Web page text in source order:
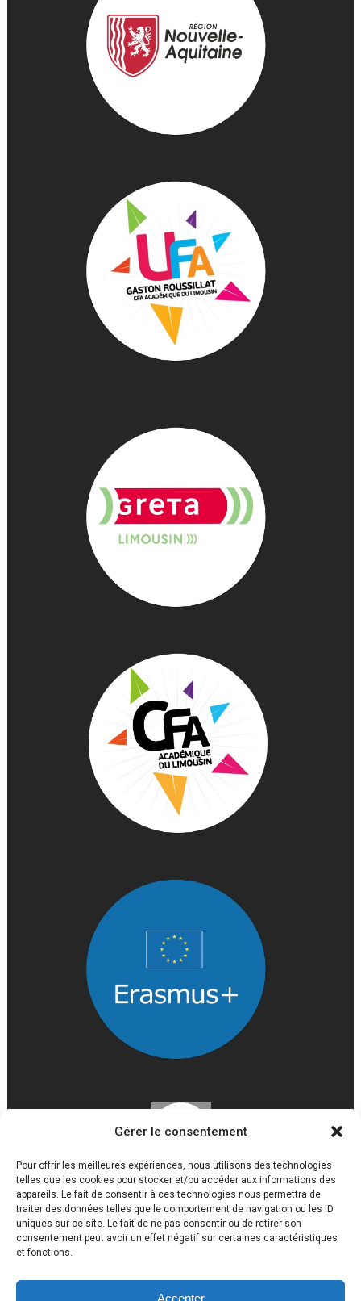
Gérer le consentement
Pour offrir les meilleures expériences, nous utilisons des technologies
telles que les cookies pour stocker et/ou accéder aux informations des
appareils. Le fait de consentir à ces technologies nous permettra de
traiter des données telles que le comportement de navigation ou les ID
uniques sur ce site. Le fait de ne pas consentir ou de retirer son
consentement peut avoir un effet négatif sur certaines caractéristiques
et fonctions.
Accepter